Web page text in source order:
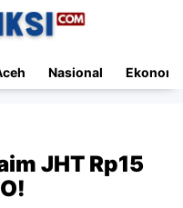
Nasional Ekonomi
JHT Rp15